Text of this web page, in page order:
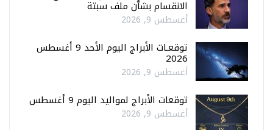
الانقسام بشأن ملف سبتة
أغسطس 9, 2026
توقعـات الأبراج اليوم الأحد 9 أغسطس
2026
أغسطس 9, 2026
توقعات الأبراج لمواليد اليوم 9 أغسطس
أغسطس 9, 2026